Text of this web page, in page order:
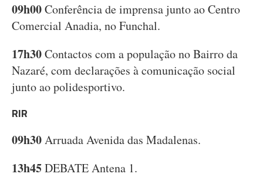
09h00Conferência de imprensa junto ao Centro
Comercial Anadia, no Funchal.
17h30Contactos com a população no Bairro da
Nazaré, com declarações à comunicação social
junto ao polidesportivo.
RIR
09h30Arruada Avenida das Madalenas.
13h45DEBATE Antena 1.